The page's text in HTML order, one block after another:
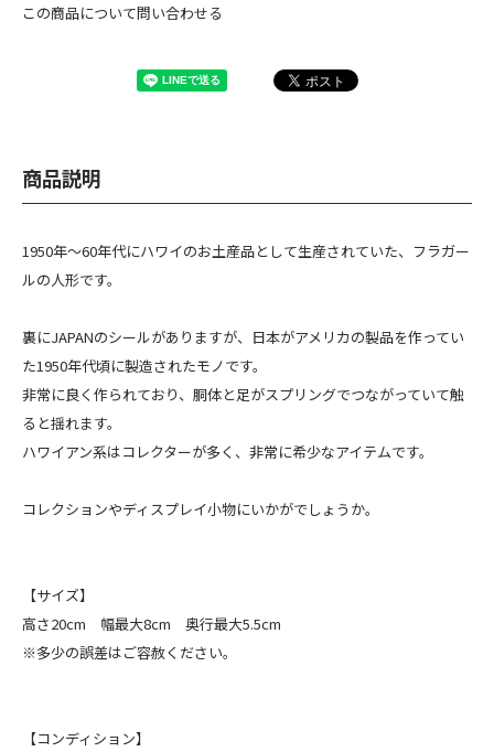
この商品について問い合わせる
商品説明
1950年～60年代にハワイのお土産品として生産されていた、フラガー
ルの人形です。
裏にJAPANのシールがありますが、日本がアメリカの製品を作ってい
た1950年代頃に製造されたモノです。
非常に良く作られており、胴体と足がスプリングでつながっていて触
ると揺れます。
ハワイアン系はコレクターが多く、非常に希少なアイテムです。
コレクションやディスプレイ小物にいかがでしょうか。
【サイズ】
高さ20cm 幅最大8cm 奥行最大5.5cm
※多少の誤差はご容赦ください。
【コンディション】